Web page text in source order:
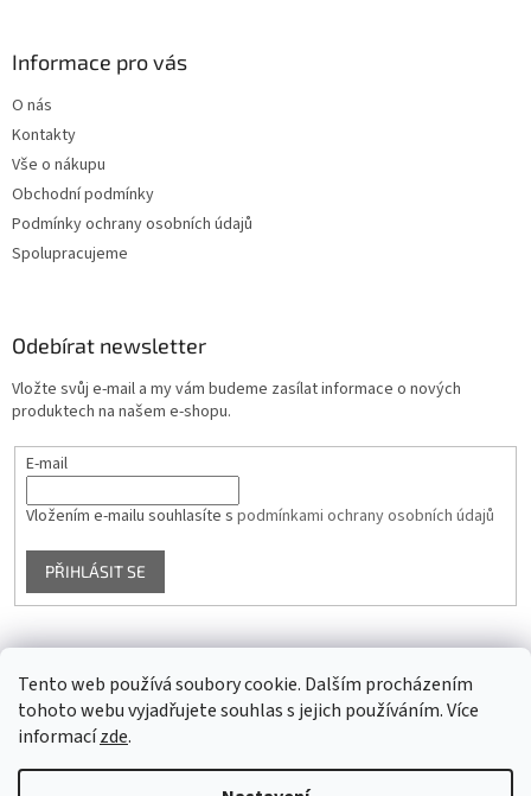
Tento web používá soubory cookie. Dalším procházením
tohoto webu vyjadřujete souhlas s jejich používáním. Více
informacízde.
Informace pro vás
O nás
Kontakty
Vše o nákupu
Obchodní podmínky
Podmínky ochrany osobních údajů
Spolupracujeme
Odebírat newsletter
Vložte svůj e-mail a my vám budeme zasílat informace o nových
produktech na našem e-shopu.
E-mail
Vložením e-mailu souhlasíte s podmínkami ochrany osobních údajů
PŘIHLÁSIT SE
Facebook